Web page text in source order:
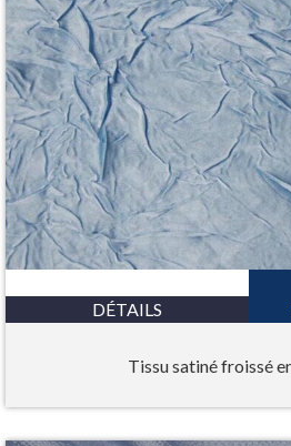
DÉTAILS
Tissu satiné froissé